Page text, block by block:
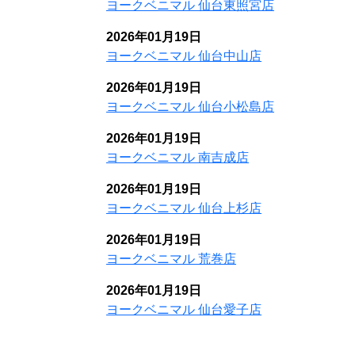
ヨークベニマル 仙台東照宮店
2026年01月19日
ヨークベニマル 仙台中山店
2026年01月19日
ヨークベニマル 仙台小松島店
2026年01月19日
ヨークベニマル 南吉成店
2026年01月19日
ヨークベニマル 仙台上杉店
2026年01月19日
ヨークベニマル 荒巻店
2026年01月19日
ヨークベニマル 仙台愛子店